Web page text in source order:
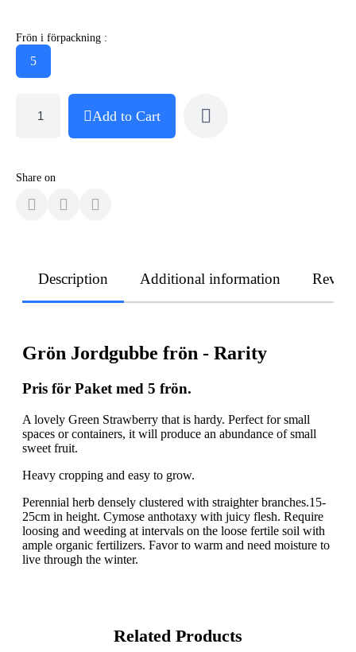
Frön i förpackning :
5
Add to Cart
Share on
Description Additional information
Grön Jordgubbe frön - Rarity
Pris för Paket med 5 frön.
A lovely Green Strawberry that is hardy. Perfect for small
spaces or containers, it will produce an abundance of small
sweet fruit.
Heavy cropping and easy to grow.
Perennial herb densely clustered with straighter branches.15-
25cm in height. Cymose anthotaxy with juicy flesh. Require
loosing and weeding at intervals on the loose fertile soil with
ample organic fertilizers. Favor to warm and need moisture to
live through the winter.
Related Products